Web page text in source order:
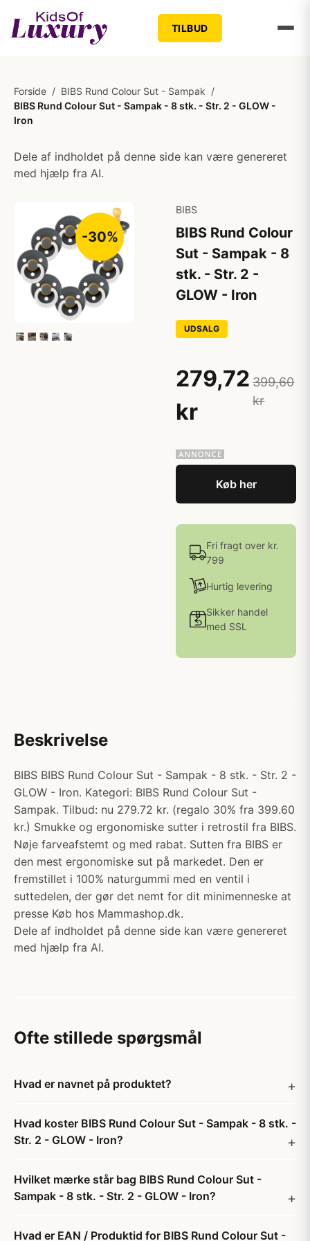
TILBUD
Forside / BIBS Rund Colour Sut - Sampak /
BIBS Rund Colour Sut - Sampak - 8 stk. - Str. 2 - GLOW -
Iron
Dele af indholdet på denne side kan være genereret
med hjælp fra AI.
-30%
BIBS
BIBS Rund Colour
Sut - Sampak - 8
stk. - Str. 2 -
GLOW - Iron
UDSALG
279,72
kr
399,60
kr
Køb her
Fri fragt over kr.
799
Hurtig levering
Sikker handel
med SSL
Beskrivelse
BIBS BIBS Rund Colour Sut - Sampak - 8 stk. - Str. 2 -
GLOW - Iron. Kategori: BIBS Rund Colour Sut -
Sampak. Tilbud: nu 279.72 kr. (regalo 30% fra 399.60
kr.) Smukke og ergonomiske sutter i retrostil fra BIBS.
Nøje farveafstemt og med rabat. Sutten fra BIBS er
den mest ergonomiske sut på markedet. Den er
fremstillet i 100% naturgummi med en ventil i
suttedelen, der gør det nemt for dit minimenneske at
presse Køb hos Mammashop.dk.
Dele af indholdet på denne side kan være genereret
med hjælp fra AI.
Ofte stillede spørgsmål
Hvad er navnet på produktet?
Hvad koster BIBS Rund Colour Sut - Sampak - 8 stk. -
Str. 2 - GLOW - Iron?
Hvilket mærke står bag BIBS Rund Colour Sut -
Sampak - 8 stk. - Str. 2 - GLOW - Iron?
Hvad er EAN / Produktid for BIBS Rund Colour Sut -